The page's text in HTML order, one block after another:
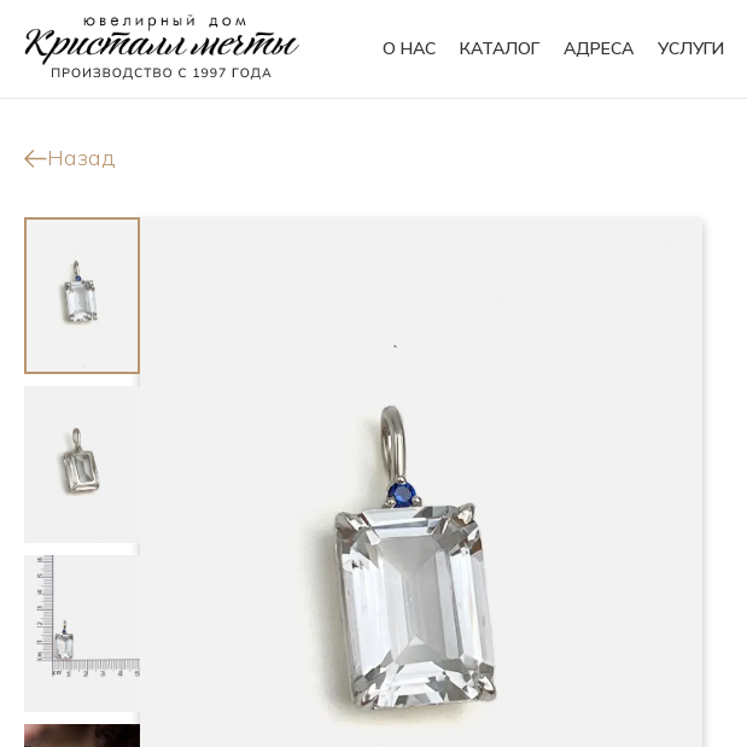
О НАС КАТАЛОГ АДРЕСА УСЛУГИ
Кольца
Колье
Назад